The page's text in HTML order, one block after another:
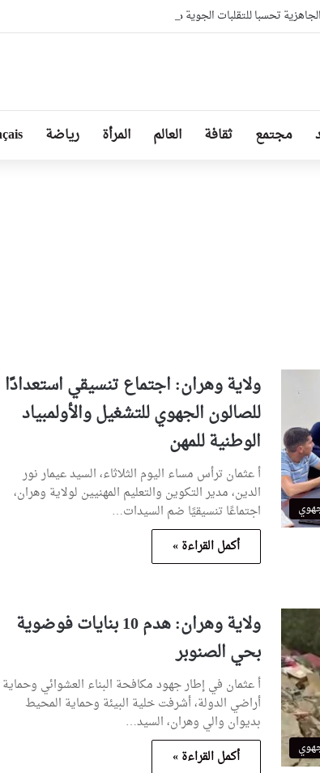
تحسبا للتقلبات الجوية مع تكثيف المتابعات الميدانية حفاظا على
مجتمع ثقافة العالم المرأة رياضة
ولاية وهران: اجتماع تنسيقي استعدادًا
للصالون الجهوي للتشغيل والأولمبياد
الوطنية للمهن
أ عثمان ترأس مساء اليوم الثلاثاء، السيد عيمار نور
الدين، مدير التكوين والتعليم المهنيين لولاية وهران،
اجتماعًا تنسيقيًا ضم السيدات…
أكمل القراءة »
ولاية وهران: هدم 10 بنايات فوضوية
بحي الصنوبر
أ عثمان في إطار جهود مكافحة البناء العشوائي وحماية
أراضي الدولة، أشرفت خلية البيئة وحماية المحيط
بديوان والي وهران، السيد…
أكمل القراءة »